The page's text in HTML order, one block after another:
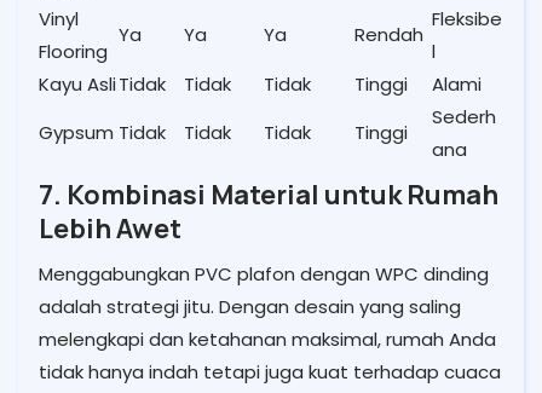
Vinyl
Flooring
Ya Ya Ya Rendah
Fleksibe
l
Kayu AsliTidak Tidak Tidak Tinggi
Alami
Gypsum Tidak Tidak Tidak Tinggi
Sederh
ana
7. Kombinasi Material untuk Rumah
Lebih Awet
Menggabungkan PVC plafon dengan WPC dinding
adalah strategi jitu. Dengan desain yang saling
melengkapi dan ketahanan maksimal, rumah Anda
tidak hanya indah tetapi juga kuat terhadap cuaca